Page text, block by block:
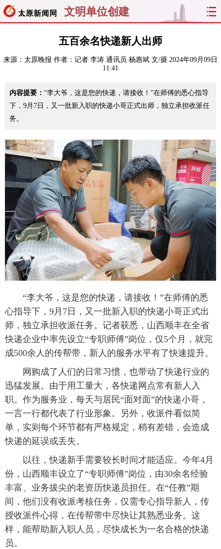
文明单位创建
聚焦 太原
经济 关注 文明 出行
太原日报 太原晚报 热评 社区
五百余名快递新人出师
来源： 太原晚报 作者：记者 李涛 通讯员 杨惠斌 文/摄 2024年09月09日
11:41
内容提要： “李大爷，这是您的快递，请接收！”在师傅的悉心指导
下，9月7日，又一批新入职的快递小哥正式出师，独立承担收派任
务。
“李大爷，这是您的快递，请接收！”在师傅的悉
心指导下，9月7日，又一批新入职的快递小哥正式出
师，独立承担收派任务。记者获悉，山西顺丰在全省
快递企业中率先设立“专职师傅”岗位，仅5个月，就完
成500余人的传帮带，新人的服务水平有了快速提升。
网购成了人们的日常习惯，也带动了快递行业的
迅猛发展。由于用工量大，各快递网点常有新人入
职。作为服务业，每天与居民“面对面”的快递小哥，
一言一行都代表了行业形象。另外，收派件看似简
单，实则每个环节都有严格规定，稍有差错，会造成
快递的延误或丢失。
以往，快递新手需要较长时间才能适应。今年4月
份，山西顺丰设立了“专职师傅”岗位，由30余名经验
丰富、业务拔尖的老资历快递员担任。在“任教”期
间，他们没有收派考核任务，仅需专心指导新人，传
授收派件心得，在传帮带中尽快让其熟悉业务。这
样，能帮助新入职人员，尽快成长为一名合格的快递
员。